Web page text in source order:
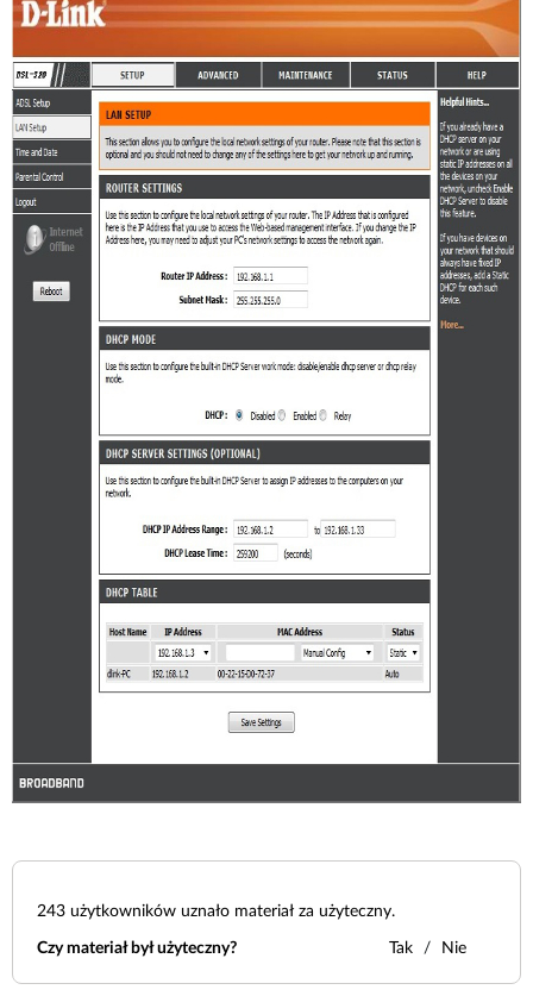
243 użytkowników uznało materiał za użyteczny.
Czy materiał był użyteczny? Tak Nie